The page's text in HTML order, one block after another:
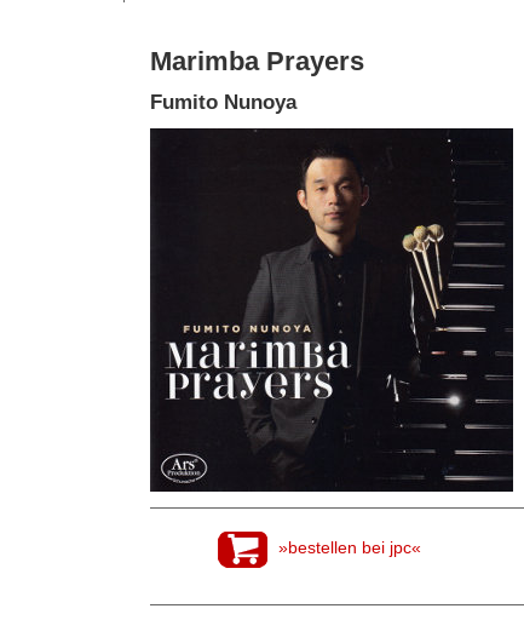
Marimba Prayers
Fumito Nunoya
»bestellen bei jpc«